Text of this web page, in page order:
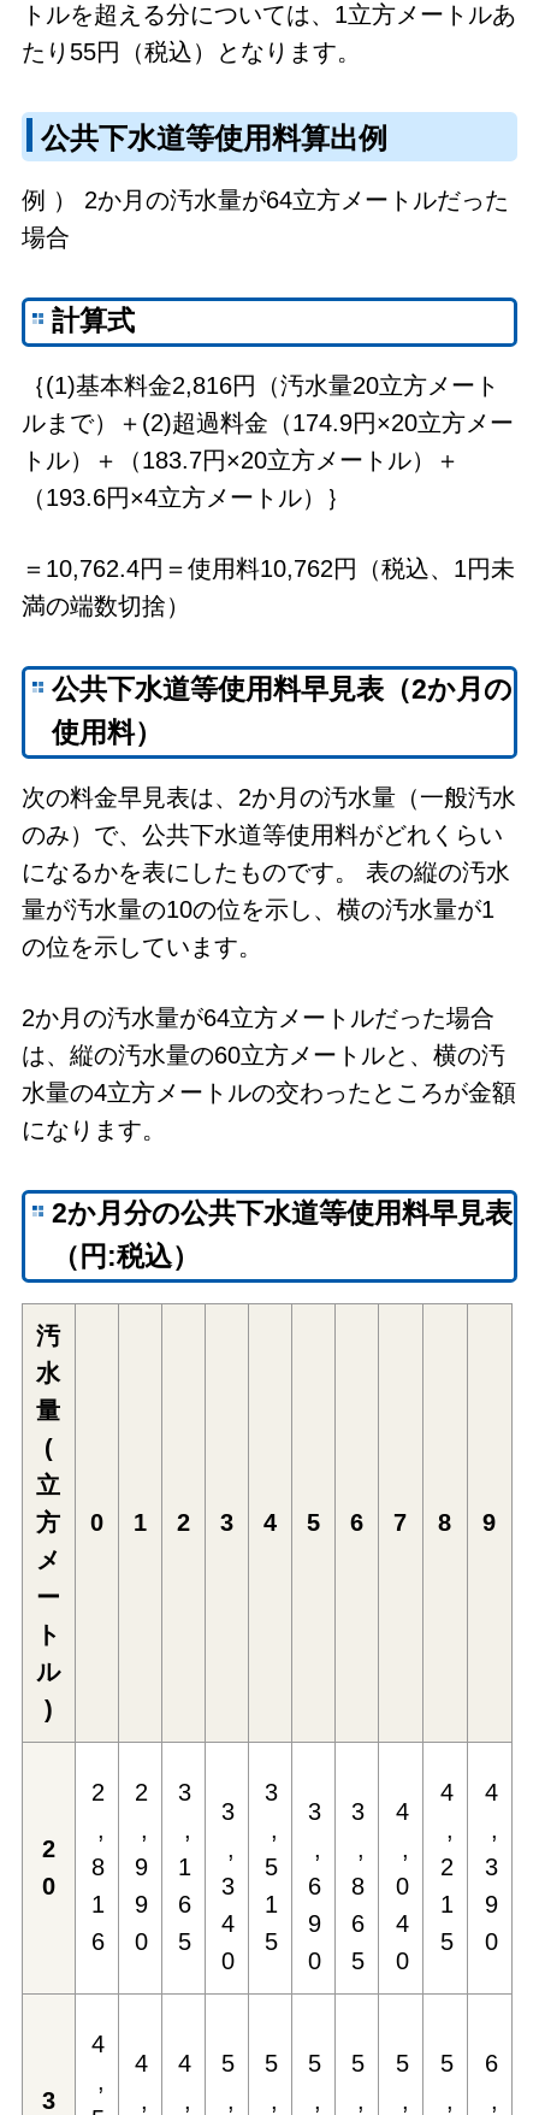
トルを超える分については、1立方メートルあ
たり55円（税込）となります。
公共下水道等使用料算出例
例 ） 2か月の汚水量が64立方メートルだった
場合
計算式
｛(1)基本料金2,816円（汚水量20立方メート
ルまで）＋(2)超過料金（174.9円×20立方メー
トル）＋（183.7円×20立方メートル）＋
（193.6円×4立方メートル）｝
＝10,762.4円＝使用料10,762円（税込、1円未
満の端数切捨）
公共下水道等使用料早見表（2か月の
使用料）
次の料金早見表は、2か月の汚水量（一般汚水
のみ）で、公共下水道等使用料がどれくらい
になるかを表にしたものです。 表の縦の汚水
量が汚水量の10の位を示し、横の汚水量が1
の位を示しています。
2か月の汚水量が64立方メートルだった場合
は、縦の汚水量の60立方メートルと、横の汚
水量の4立方メートルの交わったところが金額
になります。
2か月分の公共下水道等使用料早見表
（円:税込）
汚
水
量
(
立
方
メ
ー
ト
ル
)
0 1 2 3 4 5 6 7 8 9
2
0
2
,
8
1
6
2
,
9
9
0
3
,
1
6
5
3
,
3
4
0
3
,
5
1
5
3
,
6
9
0
3
,
8
6
5
4
,
0
4
0
4
,
2
1
5
4
,
3
9
0
3
4
,
4
,
4
,
5
,
5
,
5
,
5
,
5
,
5
,
6
,